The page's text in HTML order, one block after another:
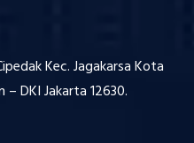
Kec. Jagakarsa Kota
DKI Jakarta 12630.